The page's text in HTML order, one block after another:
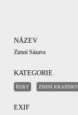
NÁZEV
Zimní Sázava
KATEGORIE
ŘEKY ZIMNÍ KRAJINKY
EXIF